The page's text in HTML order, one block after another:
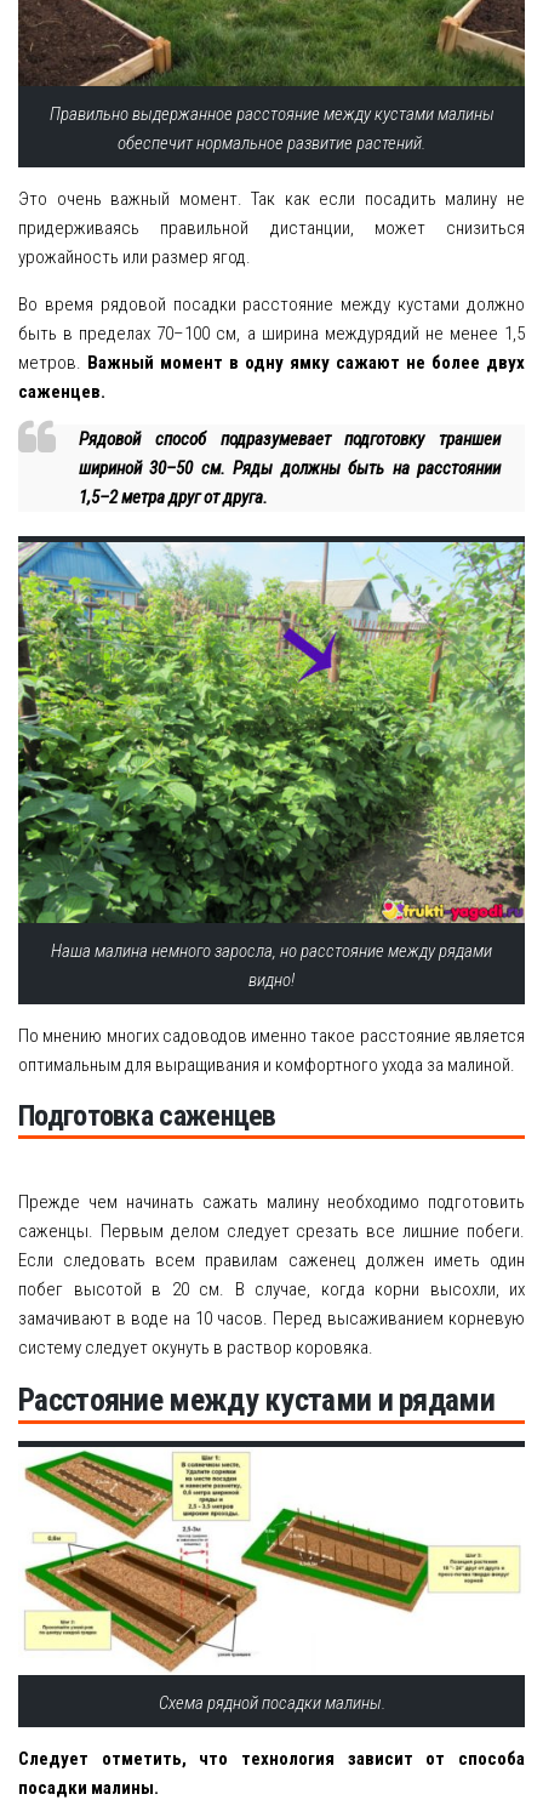
Правильно выдержанное расстояние между кустами малины
обеспечит нормальное развитие растений.
Это очень важный момент. Так как если посадить малину не
придерживаясь правильной дистанции, может снизиться
урожайность или размер ягод.
Во время рядовой посадки расстояние между кустами должно
быть в пределах 70–100 см, а ширина междурядий не менее 1,5
метров. Важный момент в одну ямку сажают не более двух
саженцев.
Рядовой способ подразумевает подготовку траншеи
шириной 30–50 см. Ряды должны быть на расстоянии
1,5–2 метра друг от друга.
Наша малина немного заросла, но расстояние между рядами
видно!
По мнению многих садоводов именно такое расстояние является
оптимальным для выращивания и комфортного ухода за малиной.
Подготовка саженцев
Прежде чем начинать сажать малину необходимо подготовить
саженцы. Первым делом следует срезать все лишние побеги.
Если следовать всем правилам саженец должен иметь один
побег высотой в 20 см. В случае, когда корни высохли, их
замачивают в воде на 10 часов. Перед высаживанием корневую
систему следует окунуть в раствор коровяка.
Расстояние между кустами и рядами
Схема рядной посадки малины.
Следует отметить, что технология зависит от способа
посадки малины.